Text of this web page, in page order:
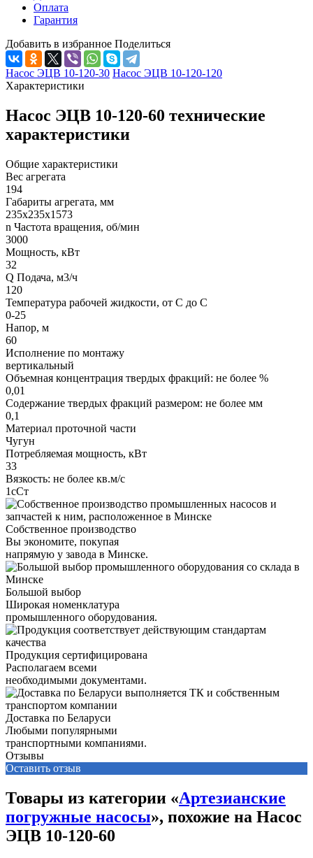
Оплата
Гарантия
Добавить в избранное Поделиться
Насос ЭЦВ 10-120-30 Насос ЭЦВ 10-120-120
Характеристики
Насос ЭЦВ 10-120-60 технические
характеристики
Общие характеристики
Вес агрегата
194
Габариты агрегата, мм
235х235х1573
n Частота вращения, об/мин
3000
Мощность, кВт
32
Q Подача, м3/ч
120
Температура рабочей жидкости, от С до С
0-25
Напор, м
60
Исполнение по монтажу
вертикальный
Объемная концентрация твердых фракций: не более %
0,01
Содержание твердых фракций размером: не более мм
0,1
Материал проточной части
Чугун
Потребляемая мощность, кВт
33
Вязкость: не более кв.м/с
1сСт
Собственное производство
Вы экономите, покупая
напрямую у завода в Минске.
Большой выбор
Широкая номенклатура
промышленного оборудования.
Продукция сертифицирована
Располагаем всеми
необходимыми документами.
Доставка по Беларуси
Любыми популярными
транспортными компаниями.
Отзывы
Оставить отзыв
Товары из категории «Артезианские
погружные насосы», похожие на Насос
ЭЦВ 10-120-60